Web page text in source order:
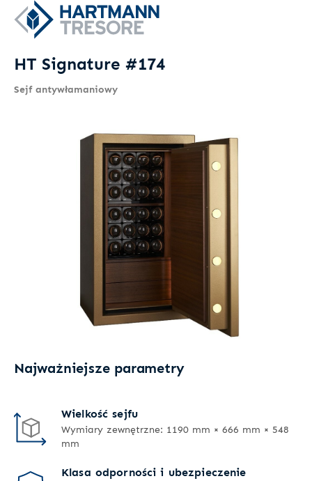
HT Signature #174
Sejf antywłamaniowy
Najważniejsze parametry
Wielkość sejfu
Wymiary zewnętrzne: 1190 mm × 666 mm × 548
mm
Klasa odporności i ubezpieczenie